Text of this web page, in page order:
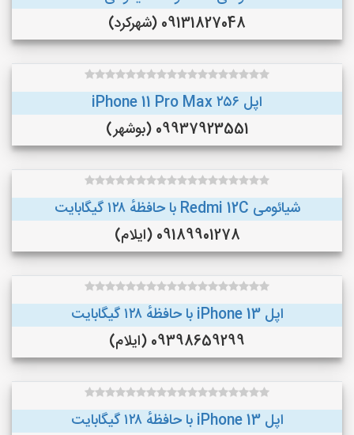
09131827048 (شهرکرد)
اپل iPhone 11 Pro Max ۲۵۶
09937923551 (بوشهر)
شیائومی Redmi 12C با حافظهٔ ۱۲۸ گیگابایت
09189901278 (ایلام)
اپل iPhone 13 با حافظهٔ ۱۲۸ گیگابایت
09398659299 (ایلام)
اپل iPhone 13 با حافظهٔ ۱۲۸ گیگابایت